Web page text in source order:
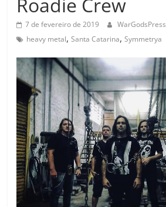
7 de fevereiro de 2019 WarGodsPress
heavy metal,Santa Catarina,Symmetrya